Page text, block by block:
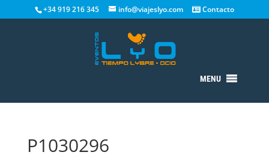
+34 919 216 345 info@viajeslyo.com Contacto
MENU
P1030296